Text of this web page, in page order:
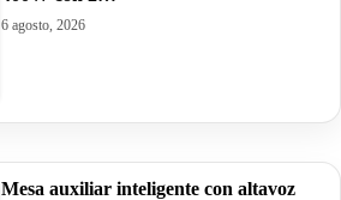
6 agosto, 2026
Mesa auxiliar inteligente con altavoz